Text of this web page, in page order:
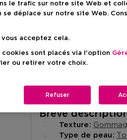
Livraison à domicile
Retrait en magasin
Retrait dans un
Brève
Texture
Type de peau
le trafic sur notre site Web et
déplace sur notre site Web.
vous acceptez cela.
sont placés via l'option
ou retirer votre choix.
Refuser